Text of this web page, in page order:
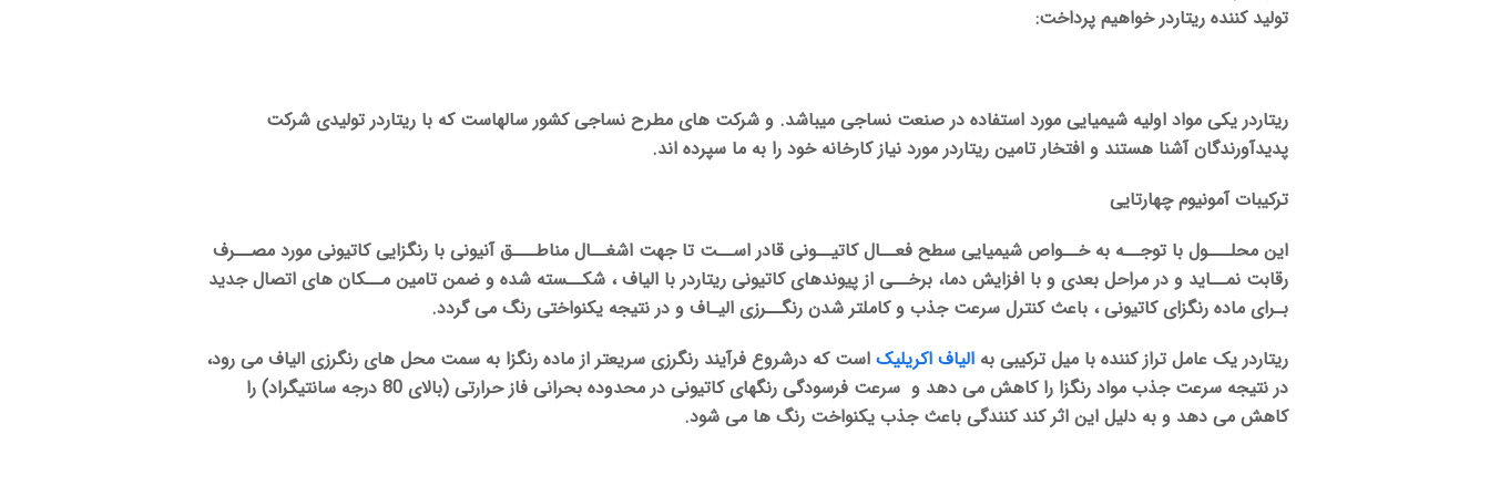
تولید کننده ریتاردر خواهیم پرداخت:
ریتاردر یکی مواد اولیه شیمیایی مورد استفاده در صنعت نساجی میباشد. و شرکت های مطرح نساجی کشور سالهاست که با ریتاردر تولیدی شرکت
پدیدآورندگان آشنا هستند و افتخار تامین ریتاردر مورد نیاز کارخانه خود را به ما سپرده اند.
ترکیبات آمونیوم چهارتایی
این محلـــول با توجــه به خــواص شیمیایی سطح فعــال کاتیــونی قادر اســت تا جهت اشغــال مناطـــق آنیونی با رنگزایی کاتیونی مورد مصــرف
رقابت نمــاید و در مراحل بعدی و با افزایش دما، برخــی از پیوندهای کاتیونی ریتاردر با الیاف ، شکــسته شده و ضمن تامین مــکان های اتصال جدید
بـرای ماده رنگزای کاتیونی ، باعث کنترل سرعت جذب و کاملتر شدن رنگــرزی الیـاف و در نتیجه یکنواختی رنگ می گردد.
ریتاردر یک عامل تراز کننده با میل ترکیبی به الیاف اکریلیک است که درشروع فرآیند رنگرزی سریعتر از ماده رنگزا به سمت محل های رنگرزی الیاف می رود،
در نتیجه سرعت جذب مواد رنگزا را کاهش می دهد و سرعت فرسودگی رنگهای کاتیونی در محدوده بحرانی فاز حرارتی (بالای 80 درجه سانتیگراد) را
کاهش می دهد و به دلیل این اثر کند کنندگی باعث جذب یکنواخت رنگ ها می شود.